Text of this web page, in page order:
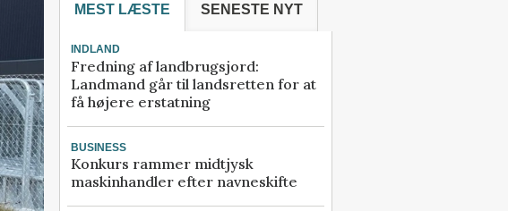
MEST LÆSTE SENESTE NYT
INDLAND
Fredning af landbrugsjord:
Landmand går til landsretten for at
få højere erstatning
BUSINESS
Konkurs rammer midtjysk
maskinhandler efter navneskifte